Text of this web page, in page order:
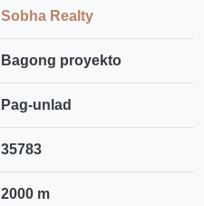
Sobha Realty
Bagong proyekto
Pag-unlad
35783
2000 m